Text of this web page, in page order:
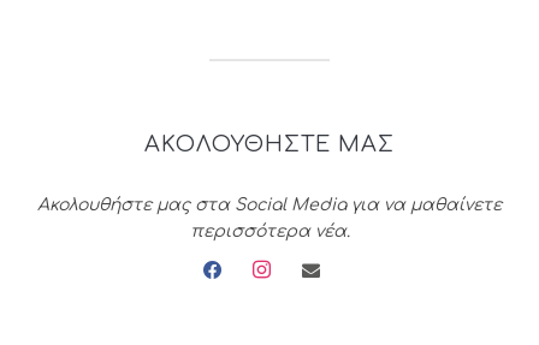
ΑΚΟΛΟΥΘΗΣΤΕ ΜΑΣ
Ακολουθήστε μας στα Social Media για να μαθαίνετε
περισσότερα νέα.
facebookinstagramenvelope